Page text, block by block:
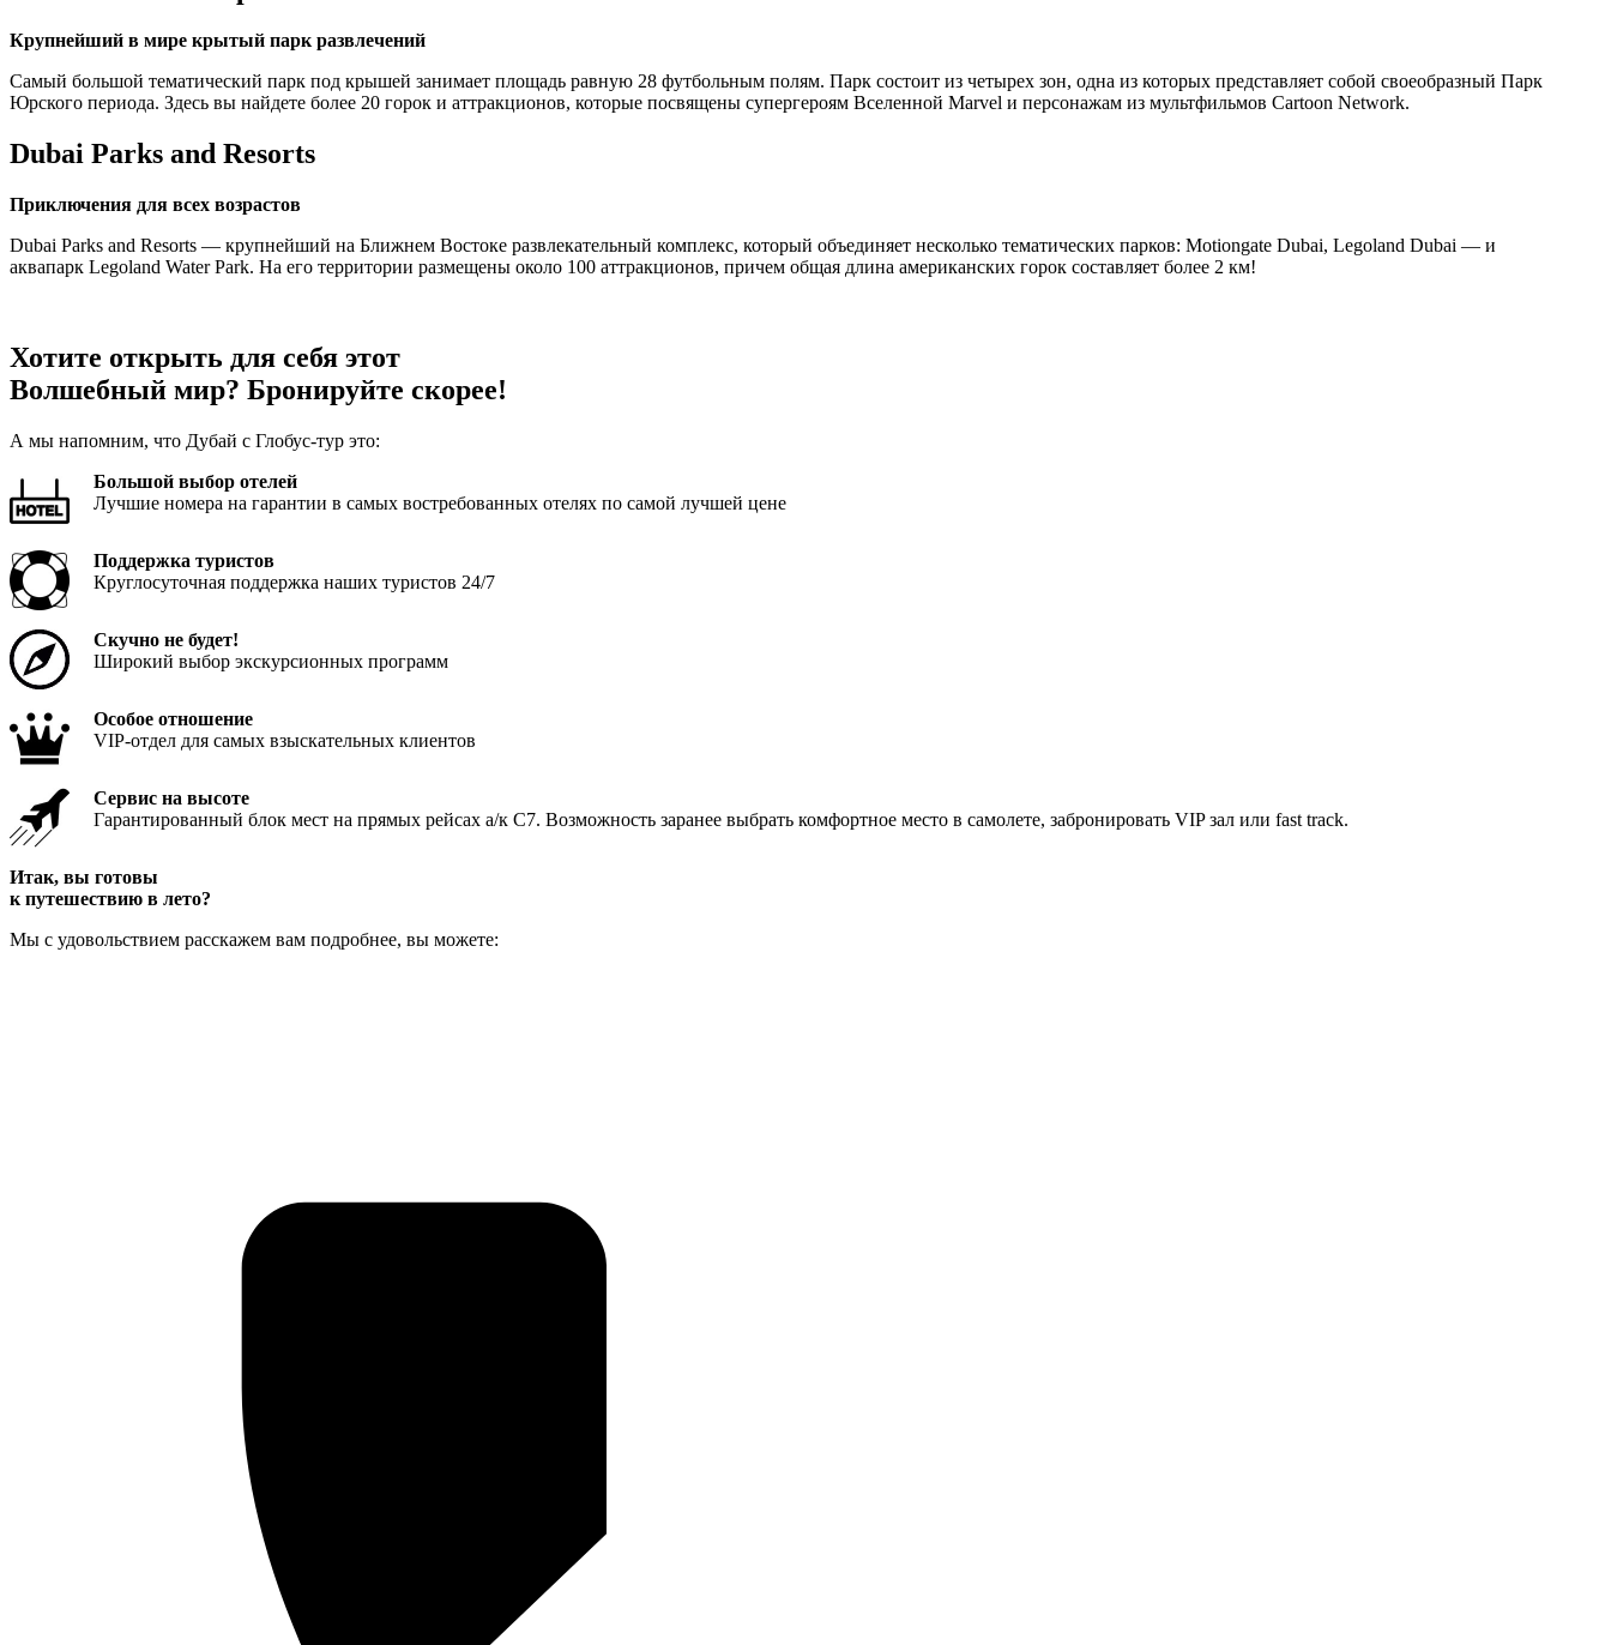
Крупнейший в мире крытый парк развлечений
Самый большой тематический парк под крышей занимает площадь равную 28 футбольным полям. Парк состоит из четырех зон, одна из которых представляет собой своеобразный Парк
Юрского периода. Здесь вы найдете более 20 горок и аттракционов, которые посвящены супергероям Вселенной Marvel и персонажам из мультфильмов Cartoon Network.
Dubai Parks and Resorts
Приключения для всех возрастов
Dubai Parks and Resorts — крупнейший на Ближнем Востоке развлекательный комплекс, который объединяет несколько тематических парков: Motiongate Dubai, Legoland Dubai — и
аквапарк Legoland Water Park. На его территории размещены около 100 аттракционов, причем общая длина американских горок составляет более 2 км!
Хотите открыть для себя этот
Волшебный мир? Бронируйте скорее!
А мы напомним, что Дубай с Глобус-тур это:
Большой выбор отелей
Лучшие номера на гарантии в самых востребованных отелях по самой лучшей цене
Поддержка туристов
Круглосуточная поддержка наших туристов 24/7
Скучно не будет!
Широкий выбор экскурсионных программ
Особое отношение
VIP-отдел для самых взыскательных клиентов
Сервис на высоте
Гарантированный блок мест на прямых рейсах а/к С7. Возможность заранее выбрать комфортное место в самолете, забронировать VIP зал или fast track.
Итак, вы готовы
к путешествию в лето?
Мы с удовольствием расскажем вам подробнее, вы можете: